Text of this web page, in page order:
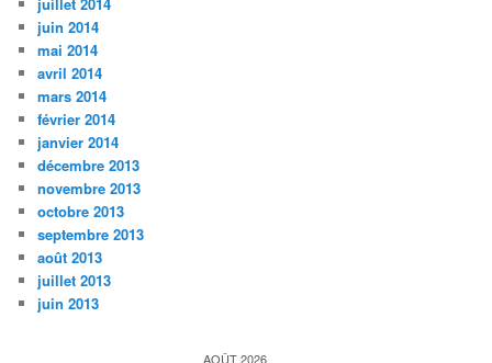
juillet 2014
juin 2014
mai 2014
avril 2014
mars 2014
février 2014
janvier 2014
décembre 2013
novembre 2013
octobre 2013
septembre 2013
août 2013
juillet 2013
juin 2013
AOÛT 2026